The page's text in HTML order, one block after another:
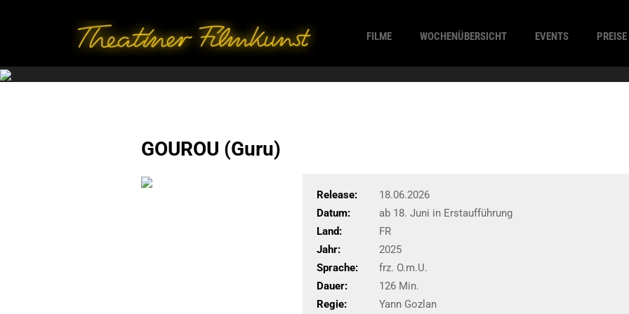
FILME WOCHENÜBERSICHT EVENTS PREISE
GOUROU (Guru)
Release:
18.06.2026
Datum:
ab 18. Juni in Erstaufführung
Land:
FR
Jahr:
2025
Sprache:
frz. O.m.U.
Dauer:
126 Min.
Regie:
Yann Gozlan